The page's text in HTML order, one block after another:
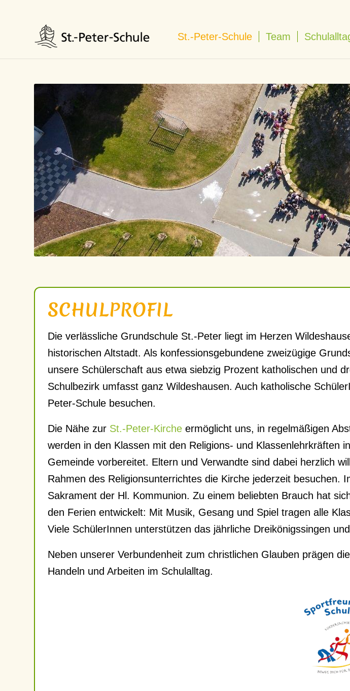
St.-Peter-Schule Team
SCHULPROFIL
Die verlässliche Grundschule St.-Peter liegt im Herzen
historischen Altstadt. Als konfessionsgebundene zweizügige
unsere Schülerschaft aus etwa siebzig Prozent katholischen und
Schulbezirk umfasst ganz Wildeshausen. Auch katholische
Peter-Schule besuchen.
Die Nähe zur St.-Peter-Kirche ermöglicht uns, in regelmäßigen
werden in den Klassen mit den Religions- und Klassenlehrkräften
Gemeinde vorbereitet. Eltern und Verwandte sind dabei herzlich
Rahmen des Religionsunterrichtes die Kirche jederzeit besuchen.
Sakrament der Hl. Kommunion. Zu einem beliebten Brauch hat
den Ferien entwickelt: Mit Musik, Gesang und Spiel tragen alle
Viele SchülerInnen unterstützen das jährliche Dreikönigssingen
Neben unserer Verbundenheit zum christlichen Glauben prägen
Handeln und Arbeiten im Schulalltag.